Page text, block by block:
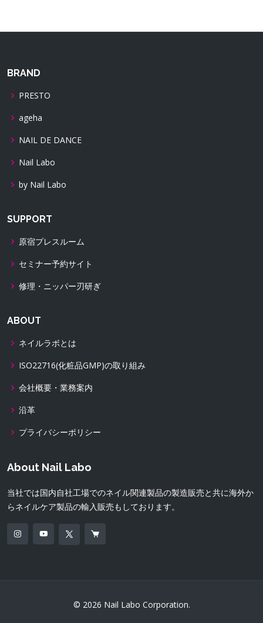
BRAND
PRESTO
ageha
NAIL DE DANCE
Nail Labo
by Nail Labo
SUPPORT
原宿プレスルーム
セミナー予約サイト
修理・ニッパー刃研ぎ
ABOUT
ネイルラボとは
ISO22716(化粧品GMP)の取り組み
会社概要・業務案内
沿革
プライバシーポリシー
About Nail Labo
当社では国内自社工場でのネイル関連製品の製造販売と共に海外か
らネイルケア製品の輸入販売もしております。
© 2026 Nail Labo Corporation.